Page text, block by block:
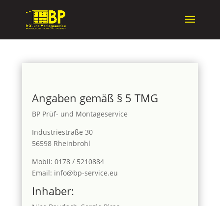
Angaben gemäß § 5 TMG
BP Prüf- und Montageservice
Industriestraße 30
56598 Rheinbrohl
Mobil: 0178 / 5210884
Email: info@bp-service.eu
Inhaber: